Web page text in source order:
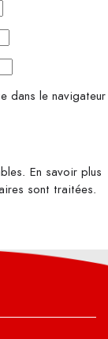
dans le navigateur
En savoir plus
sont traitées.